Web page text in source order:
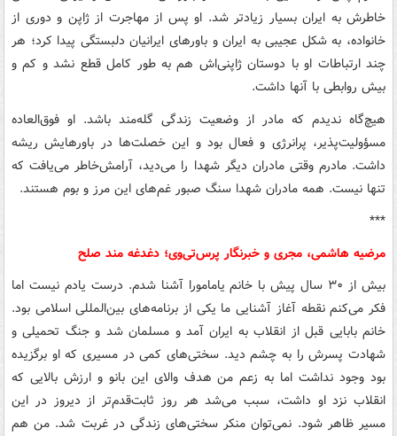
خاطرش به ایران بسیار زیادتر شد. او پس از مهاجرت از ژاپن و دوری از
خانواده، به شکل عجیبی به ایران و باورهای ایرانیان دلبستگی پیدا کرد؛ هر
چند ارتباطات او با دوستان ژاپنی‌اش هم به طور کامل قطع نشد و کم و
بیش روابطی با آنها داشت.
هیچ‌گاه ندیدم که مادر از وضعیت زندگی گله‌مند باشد. او فوق‌العاده
مسؤولیت‌پذیر، پرانرژی و فعال بود و این خصلت‌ها در باورهایش ریشه
داشت. مادرم وقتی مادران دیگر شهدا را می‌دید، آرامش‌خاطر می‌یافت که
تنها نیست. همه مادران شهدا سنگ صبور غم‌های این مرز و بوم هستند.
***
مرضیه هاشمی، مجری و خبرنگار پرس‌تی‌وی؛ دغدغه مند صلح
بیش از ۳۰ سال پیش با خانم یامامورا آشنا شدم. درست یادم نیست اما
فکر می‌کنم نقطه آغاز آشنایی ما یکی از برنامه‌های بین‌المللی اسلامی بود.
خانم بابایی قبل از انقلاب به ایران آمد و مسلمان شد و جنگ تحمیلی و
شهادت پسرش را به چشم دید. سختی‌های کمی در مسیری که او برگزیده
بود وجود نداشت اما به زعم من هدف والای این بانو و ارزش بالایی که
انقلاب نزد او داشت، سبب می‌شد هر روز ثابت‌قدم‌تر از دیروز در این
مسیر ظاهر شود. نمی‌توان منکر سختی‌های زندگی در غربت شد. من هم